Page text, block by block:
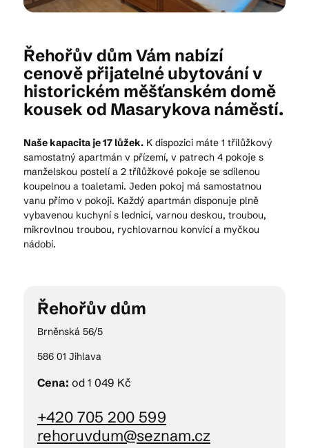
Praktické info
Kam vyrazit
© 2026 Brána Jihlavy
Řehořův dům Vám nabízí
cenově přijatelné ubytování v
historickém měšťanském domě
kousek od Masarykova náměstí.
Naše kapacita je 17 lůžek. K dispozici máte 1 třílůžkový
samostatný apartmán v přízemí, v patrech 4 pokoje s
manželskou postelí a 2 třílůžkové pokoje se sdílenou
koupelnou a toaletami. Jeden pokoj má samostatnou
vanu přímo v pokoji. Každý apartmán disponuje plně
vybavenou kuchyní s lednicí, varnou deskou, troubou,
mikrovlnou troubou, rychlovarnou konvicí a myčkou
nádobí.
Řehořův dům
Brněnská 56/5
586 01 Jihlava
Cena: od 1 049 Kč
+420 705 200 599
rehoruvdum@seznam.cz